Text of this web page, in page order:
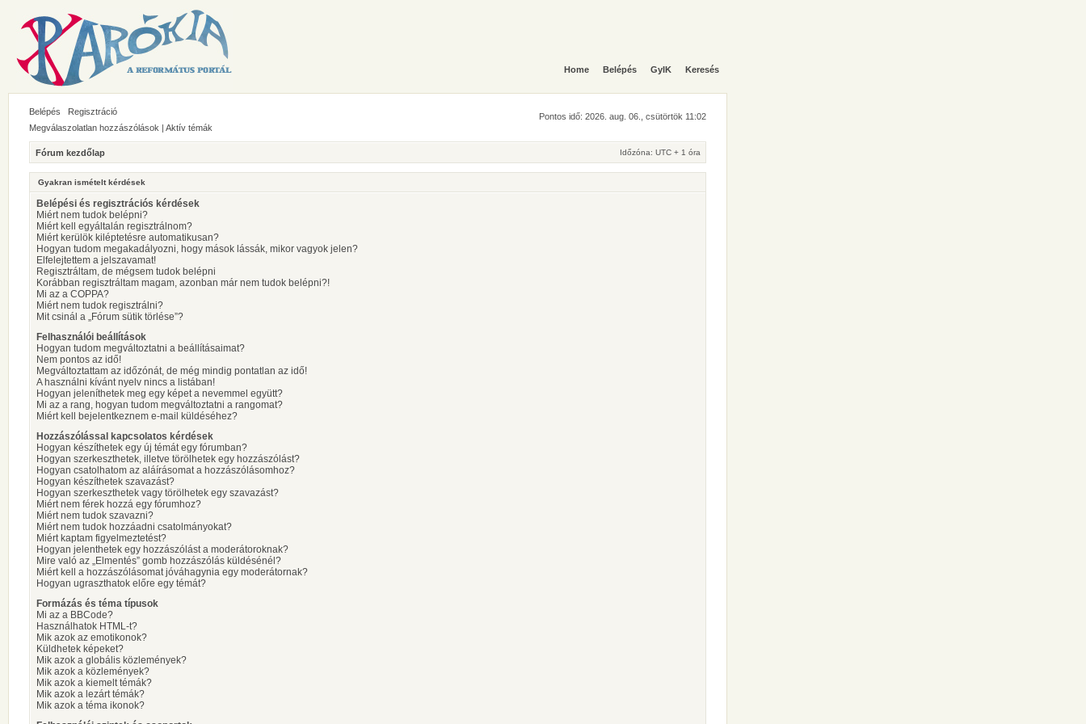
Home Belépés GyIK Keresés
Belépés Regisztráció
Pontos idő: 2026. aug. 06., csütörtök 11:02
Megválaszolatlan hozzászólások | Aktív témák
Fórum kezdőlap Időzóna: UTC + 1 óra
Gyakran ismételt kérdések
Belépési és regisztrációs kérdések
Miért nem tudok belépni?
Miért kell egyáltalán regisztrálnom?
Miért kerülök kiléptetésre automatikusan?
Hogyan tudom megakadályozni, hogy mások lássák, mikor vagyok jelen?
Elfelejtettem a jelszavamat!
Regisztráltam, de mégsem tudok belépni
Korábban regisztráltam magam, azonban már nem tudok belépni?!
Mi az a COPPA?
Miért nem tudok regisztrálni?
Mit csinál a „Fórum sütik törlése”?
Felhasználói beállítások
Hogyan tudom megváltoztatni a beállításaimat?
Nem pontos az idő!
Megváltoztattam az időzónát, de még mindig pontatlan az idő!
A használni kívánt nyelv nincs a listában!
Hogyan jeleníthetek meg egy képet a nevemmel együtt?
Mi az a rang, hogyan tudom megváltoztatni a rangomat?
Miért kell bejelentkeznem e-mail küldéséhez?
Hozzászólással kapcsolatos kérdések
Hogyan készíthetek egy új témát egy fórumban?
Hogyan szerkeszthetek, illetve törölhetek egy hozzászólást?
Hogyan csatolhatom az aláírásomat a hozzászólásomhoz?
Hogyan készíthetek szavazást?
Hogyan szerkeszthetek vagy törölhetek egy szavazást?
Miért nem férek hozzá egy fórumhoz?
Miért nem tudok szavazni?
Miért nem tudok hozzáadni csatolmányokat?
Miért kaptam figyelmeztetést?
Hogyan jelenthetek egy hozzászólást a moderátoroknak?
Mire való az „Elmentés” gomb hozzászólás küldésénél?
Miért kell a hozzászólásomat jóváhagynia egy moderátornak?
Hogyan ugraszthatok előre egy témát?
Formázás és téma típusok
Mi az a BBCode?
Használhatok HTML-t?
Mik azok az emotikonok?
Küldhetek képeket?
Mik azok a globális közlemények?
Mik azok a közlemények?
Mik azok a kiemelt témák?
Mik azok a lezárt témák?
Mik azok a téma ikonok?